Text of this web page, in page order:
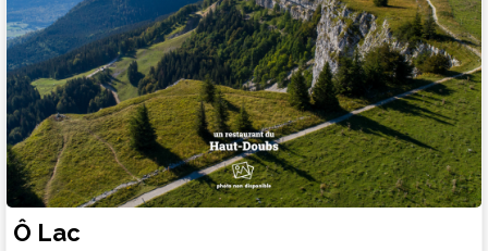
Ô Lac